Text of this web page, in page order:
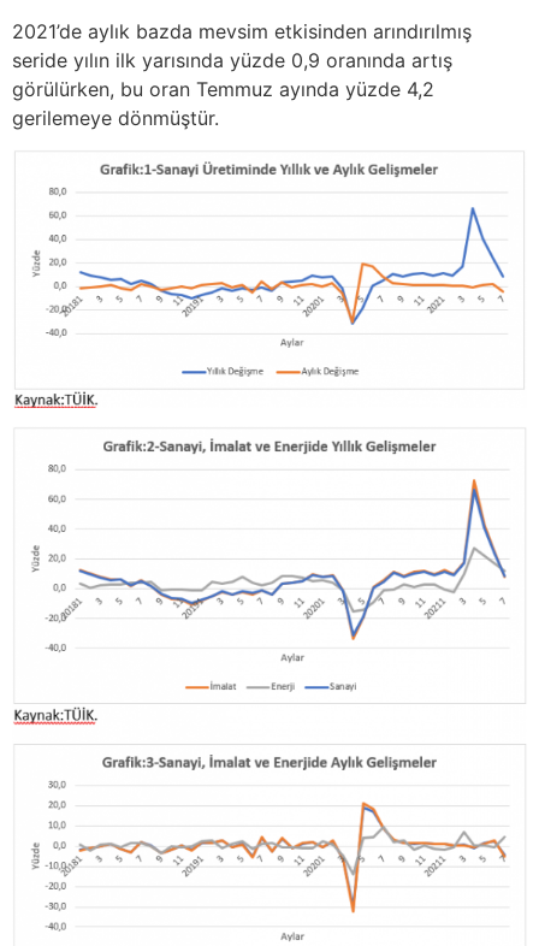
2021’de aylık bazda mevsim etkisinden arındırılmış
seride yılın ilk yarısında yüzde 0,9 oranında artış
görülürken, bu oran Temmuz ayında yüzde 4,2
gerilemeye dönmüştür.